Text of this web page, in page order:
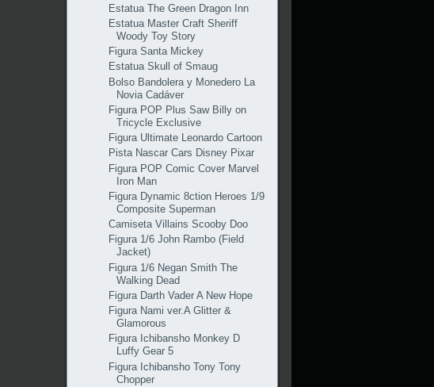
Estatua The Green Dragon Inn
Estatua Master Craft Sheriff
Woody Toy Story
Figura Santa Mickey
Estatua Skull of Smaug
Bolso Bandolera y Monedero La
Novia Cadáver
Figura POP Plus Saw Billy on
Tricycle Exclusive
Figura Ultimate Leonardo Cartoon
Pista Nascar Cars Disney Pixar
Figura POP Comic Cover Marvel
Iron Man
Figura Dynamic 8ction Heroes 1/9
Composite Superman
Camiseta Villains Scooby Doo
Figura 1/6 John Rambo (Field
Jacket)
Figura 1/6 Negan Smith The
Walking Dead
Figura Darth Vader A New Hope
Figura Nami ver.A Glitter &
Glamorous
Figura Ichibansho Monkey D
Luffy Gear 5
Figura Ichibansho Tony Tony
Chopper